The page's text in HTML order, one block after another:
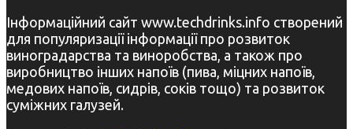
Інформаційний сайт www.techdrinks.info створений
для популяризації інформації про розвиток
виноградарства та виноробства, а також про
виробництво інших напоїв (пива, міцних напоїв,
медових напоїв, сидрів, соків тощо) та розвиток
суміжних галузей.